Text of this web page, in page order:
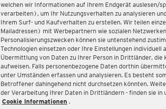
welchen wir Informationen auf Ihrem Endgerät auslesen/
verarbeiten), um Ihr Nutzungsverhalten zu analysieren
Ihrem Surf- und Kaufverhalten zu erstellen. Wir teilen
Mailadressen) mit Werbepartnern wie sozialen
Personalisierungszwecken können sie untenstehend
Technologien einsetzen oder Ihre Einstellungen individuell
Übermittlung von Daten zu Ihrer Person in Drittländer,
aufweisen. Falls personenbezogene Daten dorthin
unter Umständen erfassen und analysieren. Es besteht
Betroffener dahingehend nicht durchsetzen könnten.
der Verarbeitung Ihrer Daten in Drittländern - finden sie in
Cookie Informationen .